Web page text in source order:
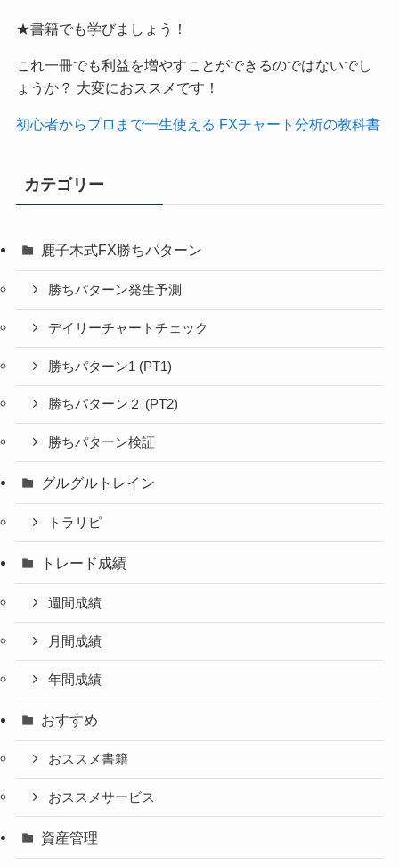
★書籍でも学びましょう！
これ一冊でも利益を増やすことができるのではないでし
ょうか？ 大変におススメです！
初心者からプロまで一生使える FXチャート分析の教科書
カテゴリー
鹿子木式FX勝ちパターン
勝ちパターン発生予測
デイリーチャートチェック
勝ちパターン1 (PT1)
勝ちパターン２ (PT2)
勝ちパターン検証
グルグルトレイン
トラリピ
トレード成績
週間成績
月間成績
年間成績
おすすめ
おススメ書籍
おススメサービス
資産管理